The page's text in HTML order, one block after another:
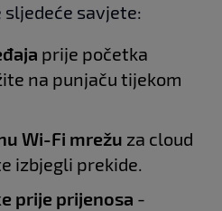
savjete:
prije početka
na punjaču tijekom
Wi-Fi mrežu za cloud
izbjegli prekide.
prije prijenosa -